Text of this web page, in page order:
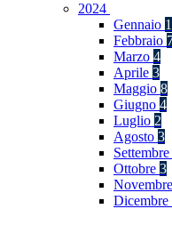
2024
Gennaio 1
Febbraio
Marzo 4
Aprile 3
Maggio 8
Giugno 4
Luglio 2
Agosto 3
Settembre
Ottobre 3
Novembre
Dicembre